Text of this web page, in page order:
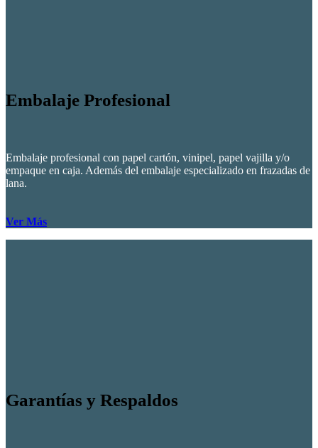
Embalaje Profesional
Embalaje profesional con papel cartón, vinipel, papel vajilla y/o
empaque en caja. Además del embalaje especializado en frazadas de
lana.
Ver Más
Garantías y Respaldos